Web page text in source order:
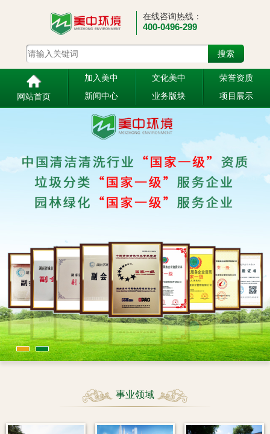
在线咨询热线：
400-0496-299
网站首页
加入美中
新闻中心
文化美中
业务版块
荣誉资质
项目展示
事业领域